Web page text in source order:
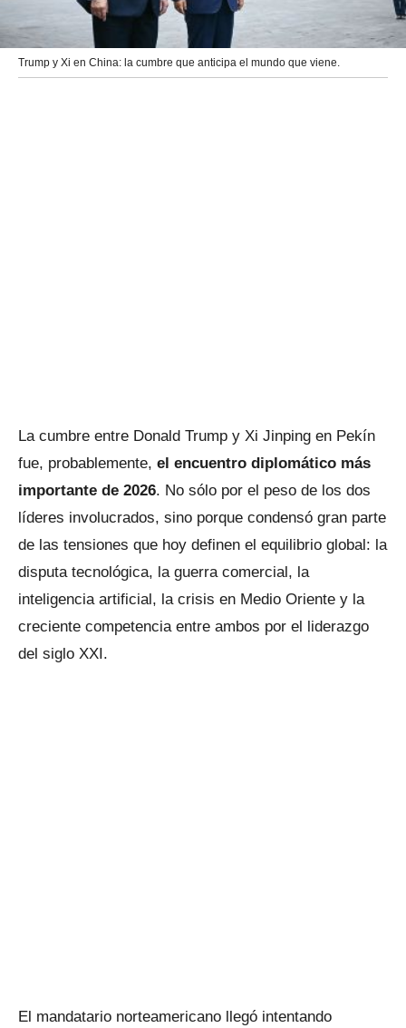
Trump y Xi en China: la cumbre que anticipa el mundo que viene.
La cumbre entre Donald Trump y Xi Jinping en Pekín
fue, probablemente, el encuentro diplomático más
importante de 2026. No sólo por el peso de los dos
líderes involucrados, sino porque condensó gran parte
de las tensiones que hoy definen el equilibrio global: la
disputa tecnológica, la guerra comercial, la
inteligencia artificial, la crisis en Medio Oriente y la
creciente competencia entre ambos por el liderazgo
del siglo XXI.
El mandatario norteamericano llegó intentando